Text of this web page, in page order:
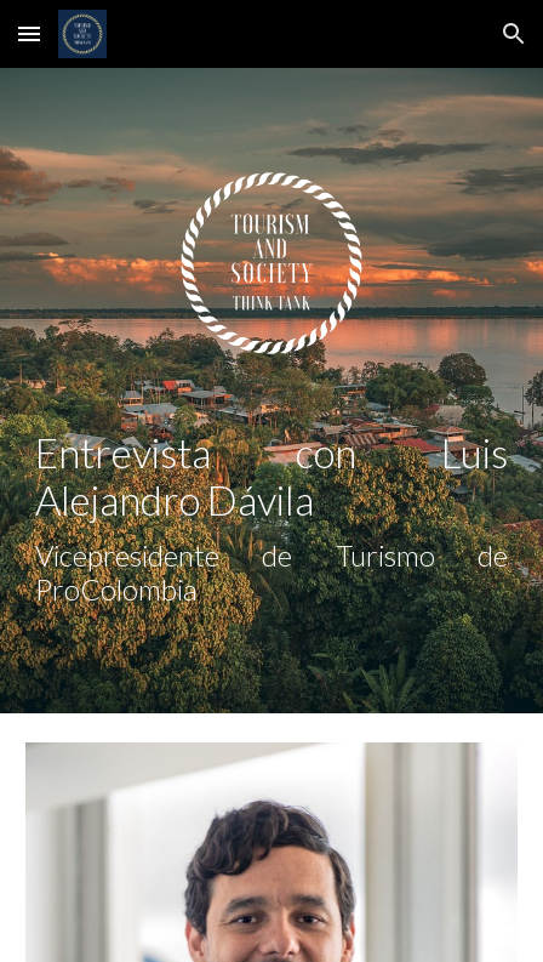
Skip to main content Skip to navigation
Entrevista conLuis
Alejandro Dávila
Vicepresidente de Turismo de
ProColombia